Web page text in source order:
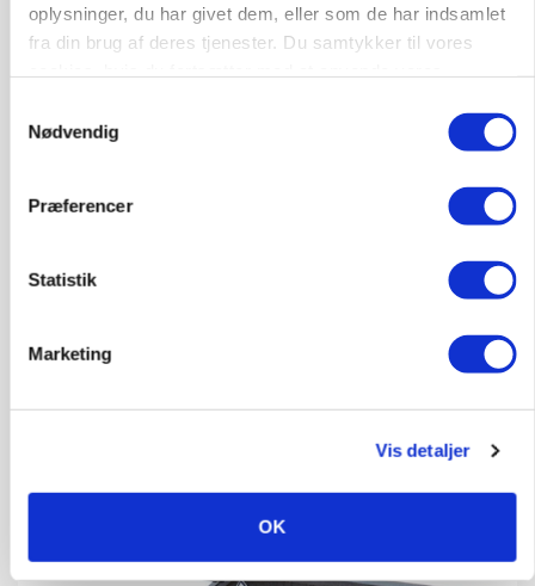
oplysninger, du har givet dem, eller som de har indsamlet
fra din brug af deres tjenester. Du samtykker til vores
Nødvendig
Præferencer
Statistik
Marketing
Vis detaljer
OK
9681, Ranum 03. aug.
Kalvepasser til ejendom i udvikling søges
Klimastald
03. aug.